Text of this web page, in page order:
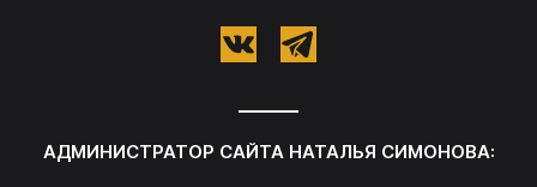
АДМИНИСТРАТОР САЙТА НАТАЛЬЯ СИМОНОВА: